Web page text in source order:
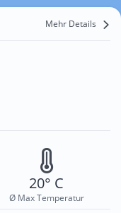
Mehr Details
20° C
Ø Max Temperatur